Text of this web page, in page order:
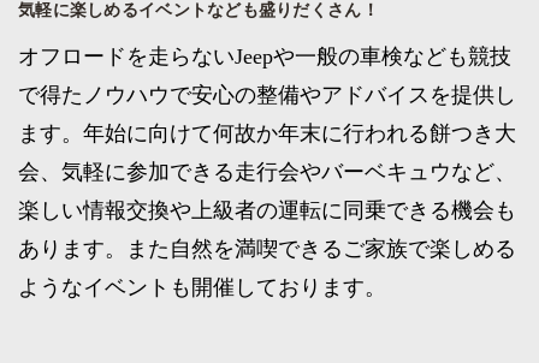
気軽に楽しめるイベントなども盛りだくさん！
オフロードを走らないJeepや一般の車検なども競技
で得たノウハウで安心の整備やアドバイスを提供し
ます。年始に向けて何故か年末に行われる餅つき大
会、気軽に参加できる走行会やバーベキュウなど、
楽しい情報交換や上級者の運転に同乗できる機会も
あります。また自然を満喫できるご家族で楽しめる
ようなイベントも開催しております。